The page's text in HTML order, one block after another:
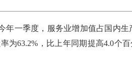
一季度，服务业增加值占国内生
为63.2%，比上年同期提高4.0个